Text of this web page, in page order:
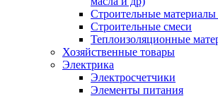
Строительные материалы
Строительные смеси
Теплоизоляционные
Хозяйственные товары
Электрика
Электросчетчики
Элементы питания